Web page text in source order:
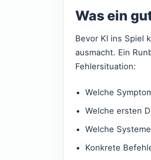
Was ein
Bevor KI ins Spiel
ausmacht. Ein
Fehlersituation:
Welche
Welche ersten
Welche
Konkrete